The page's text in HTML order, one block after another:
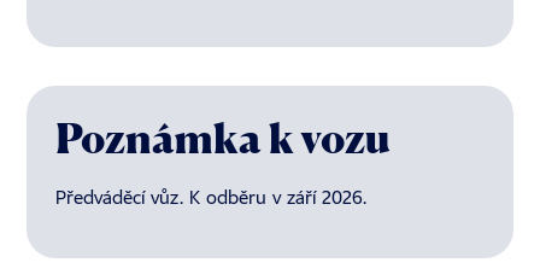
Poznámka k vozu
Předváděcí vůz. K odběru v září 2026.